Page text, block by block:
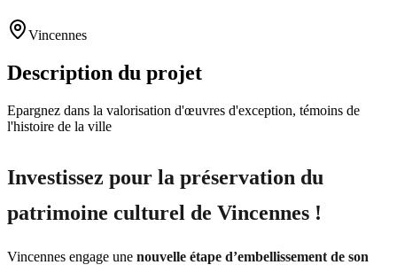
Vincennes
Description du projet
Epargnez dans la valorisation d'œuvres d'exception, témoins de
l'histoire de la ville
Investissez pour la préservation du
patrimoine culturel de Vincennes !
Vincennes engage une nouvelle étape d’embellissement de son